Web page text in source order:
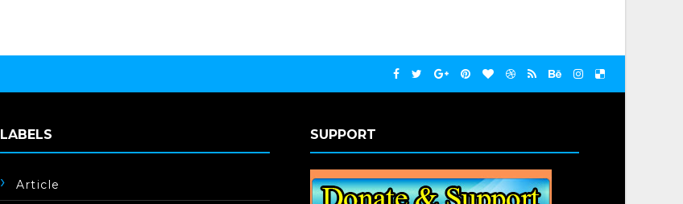
LABELS
Article
SUPPORT